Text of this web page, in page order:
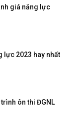
giá năng lực
lực 2023 hay nhất
ôn thi ĐGNL